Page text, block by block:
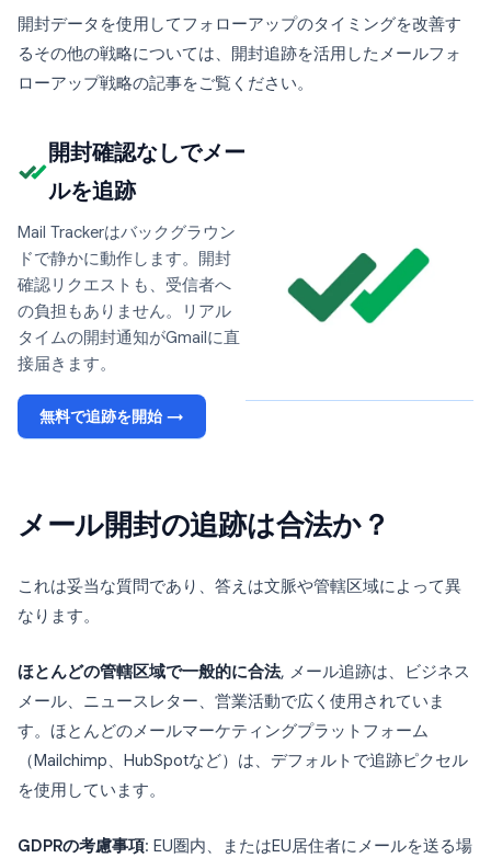
開封データを使用してフォローアップのタイミングを改善す
るその他の戦略については、開封追跡を活用したメールフォ
ローアップ戦略の記事をご覧ください。
開封確認なしでメー
ルを追跡
Mail Trackerはバックグラウン
ドで静かに動作します。開封
確認リクエストも、受信者へ
の負担もありません。リアル
タイムの開封通知がGmailに直
接届きます。
無料で追跡を開始 →
メール開封の追跡は合法か？
これは妥当な質問であり、答えは文脈や管轄区域によって異
なります。
ほとんどの管轄区域で一般的に合法, メール追跡は、ビジネス
メール、ニュースレター、営業活動で広く使用されていま
す。ほとんどのメールマーケティングプラットフォーム
（Mailchimp、HubSpotなど）は、デフォルトで追跡ピクセル
を使用しています。
GDPRの考慮事項: EU圏内、またはEU居住者にメールを送る場